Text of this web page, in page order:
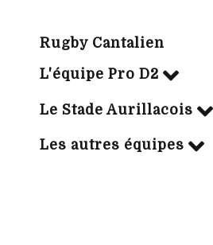
Rugby Cantalien
L'équipe Pro D2
Le Stade Aurillacois
Les autres équipes